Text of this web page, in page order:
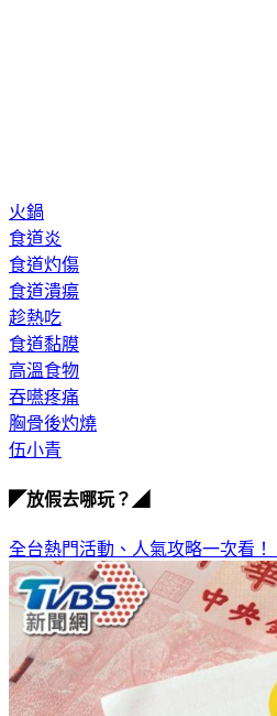
火鍋
食道炎
食道灼傷
食道潰瘍
趁熱吃
食道黏膜
高溫食物
吞嚥疼痛
胸骨後灼燒
伍小青
◤放假去哪玩？◢
全台熱門活動、人氣攻略一次看！